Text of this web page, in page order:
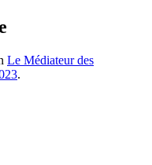
Le Médiateur des
.